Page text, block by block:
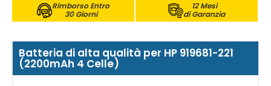
Rimborso Entro
30 Giorni
12 Mesi
di Garanzia
Batteria di alta qualità per HP 919681-221
(2200mAh 4 Celle)